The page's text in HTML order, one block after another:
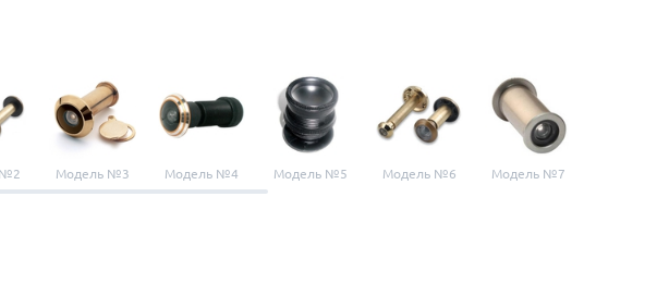
№2 Модель №3 Модель №4 Модель №5 Модель №6 Модель №7